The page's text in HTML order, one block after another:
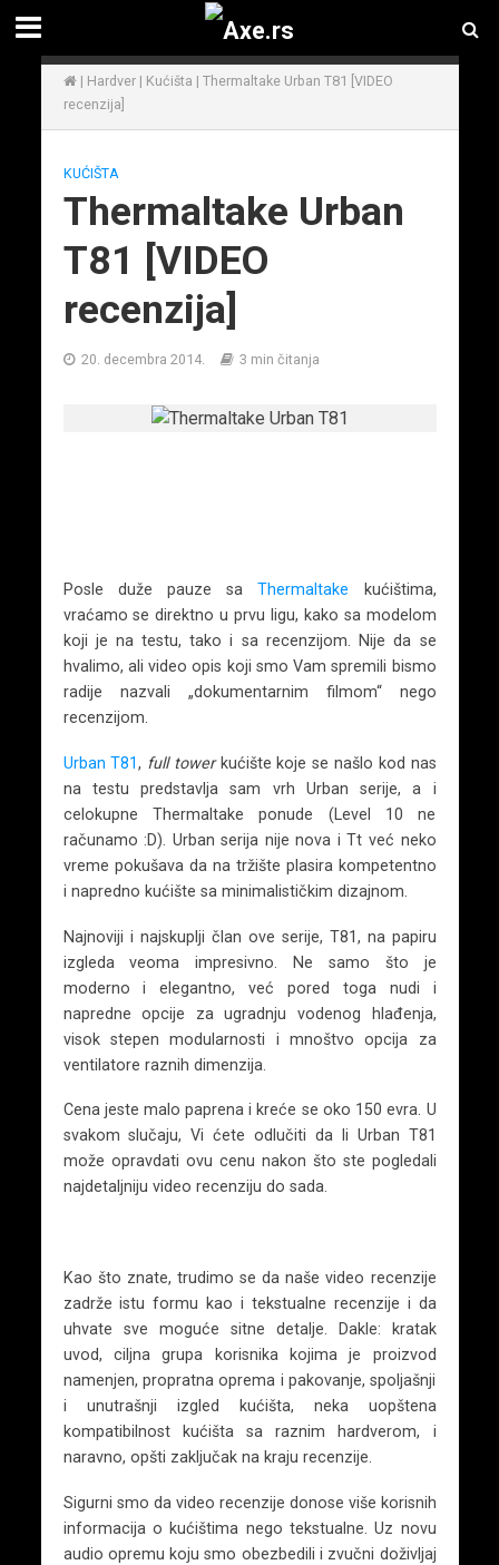
| Hardver| Kućišta | Thermaltake Urban T81 [VIDEO
recenzija]
KUĆIŠTA
Thermaltake Urban
T81 [VIDEO
recenzija]
20. decembra 2014. 3 min čitanja
Posle duže pauze saThermaltake kućištima,
vraćamo se direktno u prvu ligu, kako sa modelom
koji je na testu, tako i sa recenzijom. Nije da se
hvalimo, ali video opis koji smo Vam spremili bismo
radije nazvali „dokumentarnim filmom“ nego
recenzijom.
Urban T81, full towerkućište koje se našlo kod nas
na testu predstavlja sam vrh Urban serije, a i
celokupne Thermaltake ponude (Level 10 ne
računamo :D). Urban serija nije nova i Tt već neko
vreme pokušava da na tržište plasira kompetentno
i napredno kućište sa minimalističkim dizajnom.
Najnoviji i najskuplji član ove serije, T81, na papiru
izgleda veoma impresivno. Ne samo što je
moderno i elegantno, već pored toga nudi i
napredne opcije za ugradnju vodenog hlađenja,
visok stepen modularnosti i mnoštvo opcija za
ventilatore raznih dimenzija.
Cena jeste malo paprena i kreće se oko 150 evra. U
svakom slučaju, Vi ćete odlučiti da li Urban T81
može opravdati ovu cenu nakon što ste pogledali
najdetaljniju video recenziju do sada.
Kao što znate, trudimo se da naše video recenzije
zadrže istu formu kao i tekstualne recenzije i da
uhvate sve moguće sitne detalje. Dakle: kratak
uvod, ciljna grupa korisnika kojima je proizvod
namenjen, propratna oprema i pakovanje, spoljašnji
i unutrašnji izgled kućišta, neka uopštena
kompatibilnost kućišta sa raznim hardverom, i
naravno, opšti zaključak na kraju recenzije.
Sigurni smo da video recenzije donose više korisnih
informacija o kućištima nego tekstualne. Uz novu
audio opremu koju smo obezbedili i zvučni doživljaj